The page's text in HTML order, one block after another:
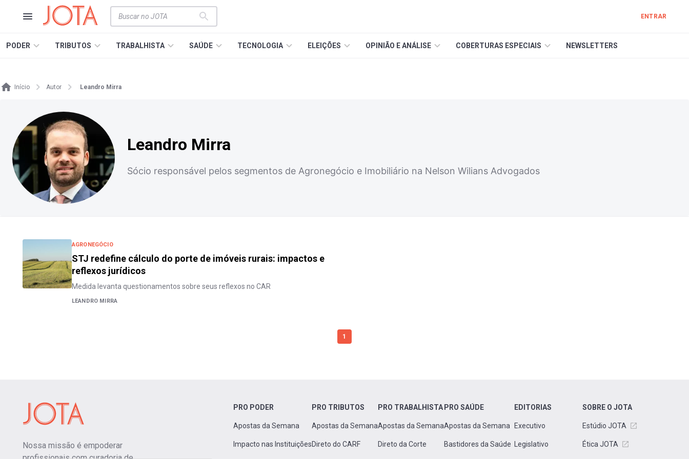
ENTRAR
PODER TRIBUTOS TRABALHISTA SAÚDE TECNOLOGIA ELEIÇÕES OPINIÃO E ANÁLISE COBERTURAS ESPECIAIS NEWSLETTERS
Início Autor Leandro Mirra
Leandro Mirra
Sócio responsável pelos segmentos de Agronegócio e Imobiliário na Nelson Wilians Advogados
AGRONEGÓCIO
STJ redefine cálculo do porte de imóveis rurais: impactos e
reflexos jurídicos
Medida levanta questionamentos sobre seus reflexos no CAR
LEANDRO MIRRA
1
Nossa missão é empoderar
PRO PODER
Apostas da Semana
Impacto nas Instituições
PRO TRIBUTOS
Apostas da Semana
Direto do CARF
PRO TRABALHISTA
Apostas da Semana
Direto da Corte
PRO SAÚDE
Apostas da Semana
Bastidores da Saúde
EDITORIAS
Executivo
Legislativo
SOBRE O JOTA
Estúdio JOTA
Ética JOTA